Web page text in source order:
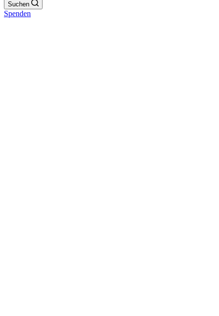
Suchen
Spenden